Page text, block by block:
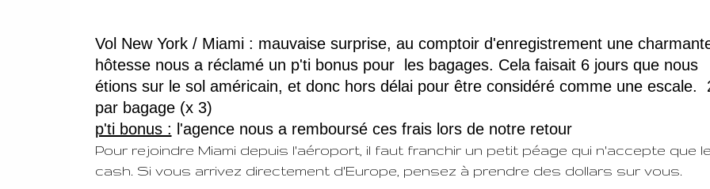
Vol New York / Miami : mauvaise surprise, au comptoir d'enregistrement une
hôtesse nous a réclamé un p'ti bonus pour les bagages. Cela faisait 6 jours que nous
étions sur le sol américain, et donc hors délai pour être considéré comme une escale.
par bagage (x 3)
p'ti bonus : l'agence nous a remboursé ces frais lors de notre retour
Pour rejoindre Miami depuis l'aéroport, il faut franchir un petit péage qui n'accepte que le
cash. Si vous arrivez directement d'Europe, pensez à prendre des dollars sur vous.